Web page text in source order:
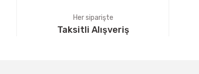
Her siparişte
Taksitli Alışveriş